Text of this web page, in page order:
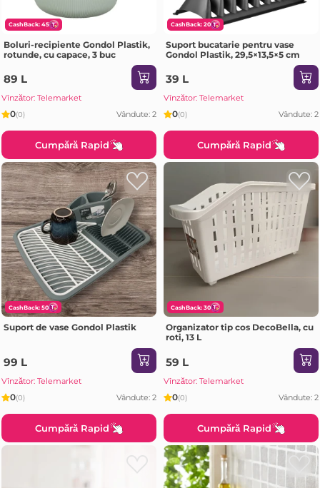
CashBack: 45
Boluri-recipiente Gondol Plastik,
rotunde, cu capace, 3 buc
89 L
Vînzător: Telemarket
0(0) Vândute: 2
Cumpără Rapid
CashBack: 20
Suport bucatarie pentru vase
Gondol Plastik, 29,5×13,5×5 cm
39 L
Vînzător: Telemarket
0(0) Vândute: 2
Cumpără Rapid
CashBack: 50
Suport de vase Gondol Plastik
99 L
Vînzător: Telemarket
0(0) Vândute: 2
Cumpără Rapid
CashBack: 30
Organizator tip cos DecoBella, cu
roti, 13 L
59 L
Vînzător: Telemarket
0(0) Vândute: 2
Cumpără Rapid